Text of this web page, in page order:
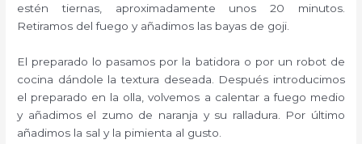
estén tiernas, aproximadamente unos 20 minutos.
Retiramos del fuego y añadimos las bayas de goji.
El preparado lo pasamos por la batidora o por un robot de
cocina dándole la textura deseada. Después introducimos
el preparado en la olla, volvemos a calentar a fuego medio
y añadimos el zumo de naranja y su ralladura. Por último
añadimos la sal y la pimienta al gusto.